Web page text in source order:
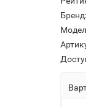
Бренд: